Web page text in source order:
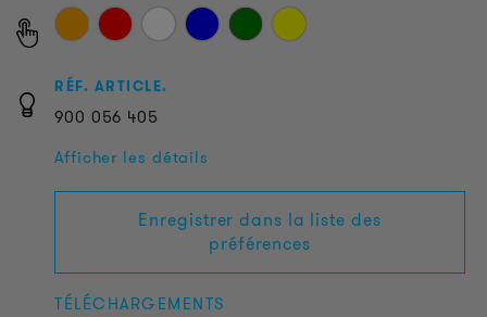
RÉF. ARTICLE.
900 056 405
Afficher les détails
Enregistrer dans la liste des
préférences
TÉLÉCHARGEMENTS